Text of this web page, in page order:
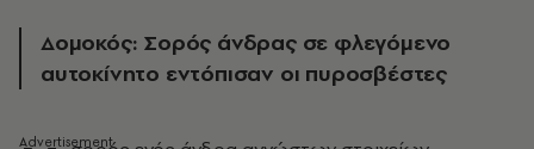
Δομοκός: Σορός άνδρας σε φλεγόμενο
αυτοκίνητο εντόπισαν οι πυροσβέστες